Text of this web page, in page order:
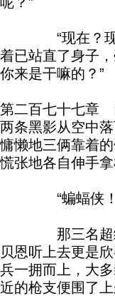
“现在？现在
着已站直了身子
你来是干嘛的？”
第二百七十七章
两条黑影从空中
慵懒地三俩靠着
慌张地各自伸手
“蝙蝠侠！
那三名超级罪
贝恩听上去更是
兵一拥而上，大
近的枪支便围了